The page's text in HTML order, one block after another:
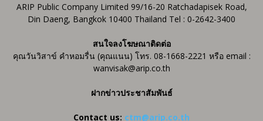
ARIP Public Company Limited 99/16-20 Ratchadapisek Road,
Din Daeng, Bangkok 10400 Thailand Tel : 0-2642-3400
สนใจลงโฆษณาติดต่อ
คุณวันวิสาข์ คำหอมรื่น (คุณแนน) โทร. 08-1668-2221 หรือ email :
wanvisak@arip.co.th
ฝากข่าวประชาสัมพันธ์
Contact us: ctm@arip.co.th